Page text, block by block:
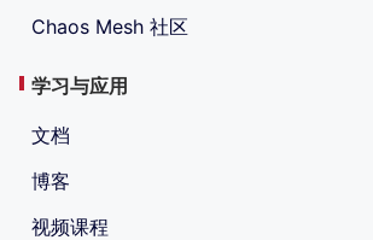
Chaos Mesh 社区
学习与应用
文档
博客
视频课程